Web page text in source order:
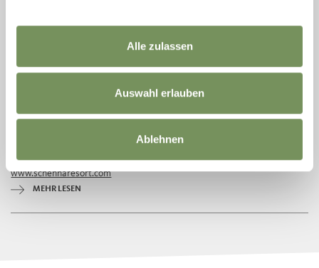
Alle zulassen
Auswahl erlauben
Ablehnen
einzigartigen Aussichten auf Meran und aufs Südtiroler Etschtal im
info@schennaresort.com
www.schennaresort.com
MEHR LESEN